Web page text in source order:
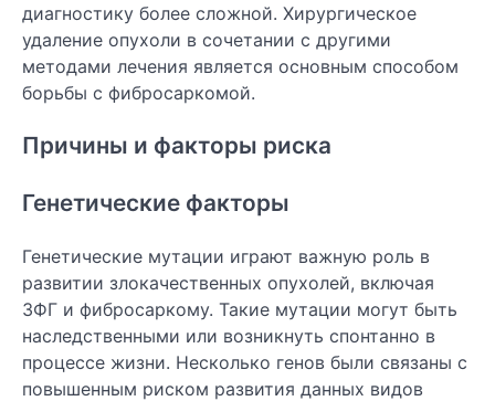
диагностику более сложной. Хирургическое
удаление опухоли в сочетании с другими
методами лечения является основным способом
борьбы с фибросаркомой.
Причины и факторы риска
Генетические факторы
Генетические мутации играют важную роль в
развитии злокачественных опухолей, включая
ЗФГ и фибросаркому. Такие мутации могут быть
наследственными или возникнуть спонтанно в
процессе жизни. Несколько генов были связаны с
повышенным риском развития данных видов